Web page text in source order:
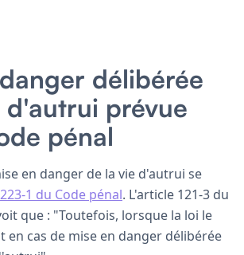
délibérée
d'autrui prévue
pénal
en danger de la vie d'autrui se
1 du Code pénal. L'article 121-3 du
que : "Toutefois, lorsque la loi le
en cas de mise en danger délibérée